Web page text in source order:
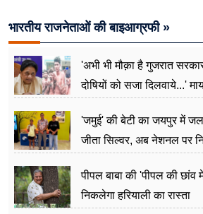
भारतीय राजनेताओं की बाइआग्रफी »
'अभी भी मौक़ा है गुजरात
दोषियों को सजा दिलवाये...'
'जमुई' की बेटी का जयपुर में
जीता सिल्वर, अब नेशनल पर
पीपल बाबा की 'पीपल की छांव
निकलेगा हरियाली का रास्ता